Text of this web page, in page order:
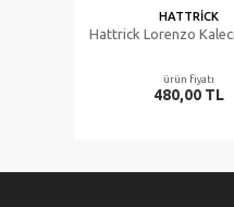
HATTRICK
Hattrick Lorenzo
ürün fiyatı
480,00 TL